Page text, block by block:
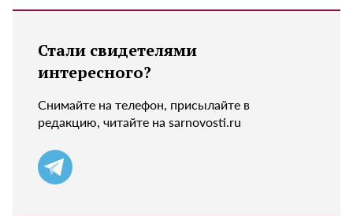
Стали свидетелями
интересного?
Снимайте на телефон, присылайте в
редакцию, читайте на sarnovosti.ru